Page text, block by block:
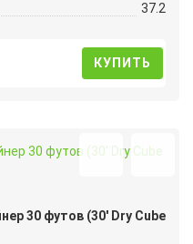
37.2
КУПИТЬ
30 футов (30′ Dry Cube